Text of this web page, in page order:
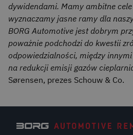
dywidendami. Mamy ambitne
wyznaczamy jasne ramy dla
BORG Automotive jest dobrym
poważnie podchodzi do kwestii
odpowiedzialności, między
na redukcji emisji gazów
Sørensen, prezes Schouw & Co.